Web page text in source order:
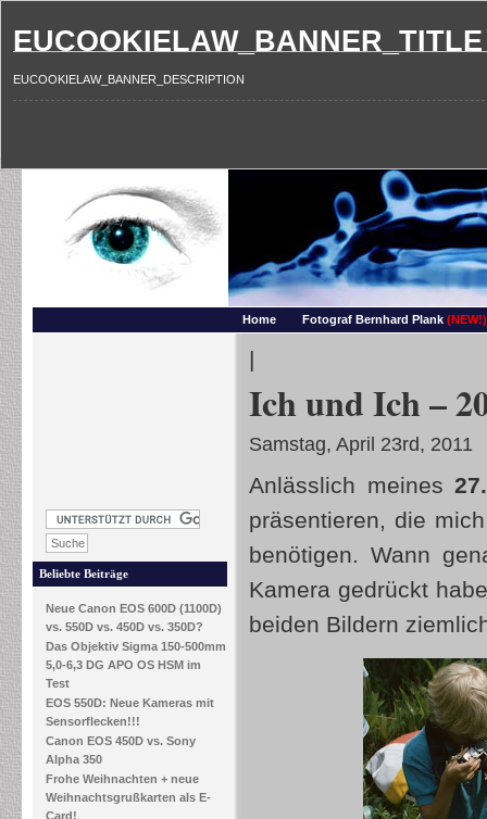
EUCOOKIELAW_BANNER_TITLE
EUCOOKIELAW_BANNER_DESCRIPTION
Home Fotograf Bernhard Plank (NEW!)
Beliebte Beiträge
Neue Canon EOS 600D (1100D)
vs. 550D vs. 450D vs. 350D?
Das Objektiv Sigma 150-500mm
5,0-6,3 DG APO OS HSM im
Test
EOS 550D: Neue Kameras mit
Sensorflecken!!!
Canon EOS 450D vs. Sony
Alpha 350
Frohe Weihnachten + neue
Weihnachtsgrußkarten als E-
Card!
|
Ich und Ich –
Samstag, April 23rd, 2011
Anlässlich meines
präsentieren, die
benötigen. Wann
Kamera gedrückt
beiden Bildern